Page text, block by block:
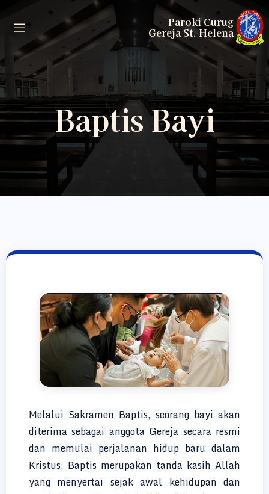
Paroki Curug
Gereja St. Helena
Baptis Bayi
Melalui Sakramen Baptis, seorang bayi akan
diterima sebagai anggota Gereja secara resmi
dan memulai perjalanan hidup baru dalam
Kristus. Baptis merupakan tanda kasih Allah
yang menyertai sejak awal kehidupan dan